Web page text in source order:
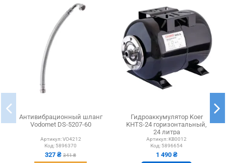
Антивибрационный шланг
Vodomet DS-5207-60
Артикул: VO4212
Код: 5896370
327 ₴ 341 ₴
Гидроаккумулятор Koer
KHTS-24 горизонтальный,
24 литра
Артикул: KB0012
Код: 5896654
1 490 ₴